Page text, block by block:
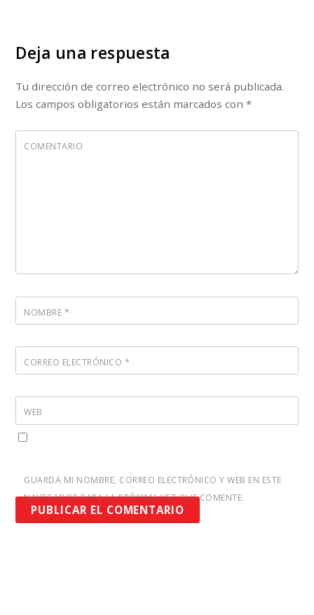
Deja una respuesta
Tu dirección de correo electrónico no será publicada.
Los campos obligatorios están marcados con*
COMENTARIO
NOMBRE *
CORREO ELECTRÓNICO *
WEB
GUARDA MI NOMBRE, CORREO ELECTRÓNICO Y WEB EN ESTE
NAVEGADOR PARA LA PRÓXIMA VEZ QUE COMENTE.